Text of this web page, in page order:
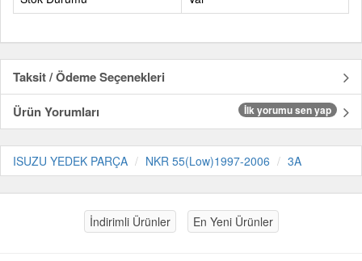
Taksit / Ödeme Seçenekleri
Ürün Yorumları
İlk yorumu sen yap
ISUZU YEDEK PARÇA NKR 55(Low)1997-2006 3A
İndirimli Ürünler En Yeni Ürünler